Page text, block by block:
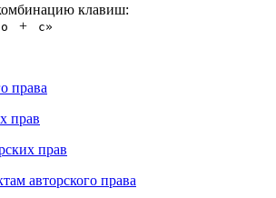
клавиш:
o + c»
права
прав
прав
авторского права